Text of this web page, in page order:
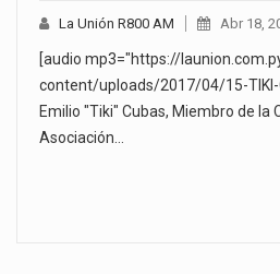
La Unión R800 AM Abr 18,
[audio mp3="https://
content/uploads/2017/04/15-TIKI-
Emilio "Tiki" Cubas, Miembro de la
Asociación…